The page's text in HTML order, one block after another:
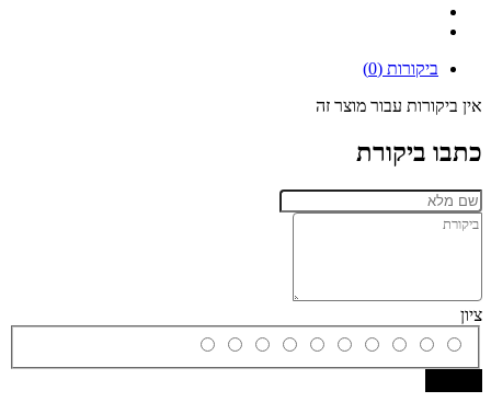
ביקורות (0)
אין ביקורות עבור מוצר זה
כתבו ביקורת
ציון